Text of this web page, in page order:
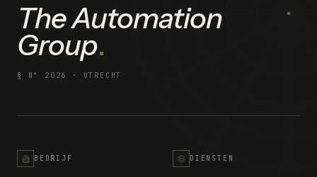
The Automation
Group.
§ N° 2026 · UTRECHT
BEDRIJF DIENSTEN